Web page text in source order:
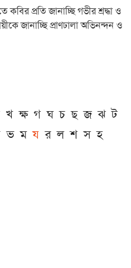
কবির প্রতি জানাচ্ছি গভীর শ্রদ্ধা ও
জানাচ্ছি প্রাণঢালা অভিনন্দন ও
খ ক্ষ গ ঘ চ ছ জ ঝ ট
ভ ম য র ল শ স হ